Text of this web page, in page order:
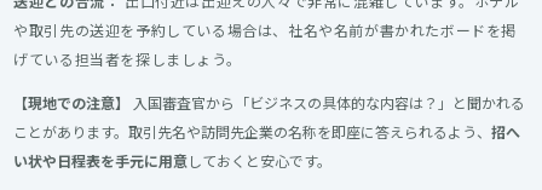
や取引先の送迎を予約している場合は、社名や名前が書かれたボードを掲
げている担当者を探しましょう。
【現地での注意】
入国審査官から「ビジネスの具体的な内容は？」と聞かれる
ことがあります。取引先名や訪問先企業の名称を即座に答えられるよう、招へ
い状や日程表を手元に用意しておくと安心です。